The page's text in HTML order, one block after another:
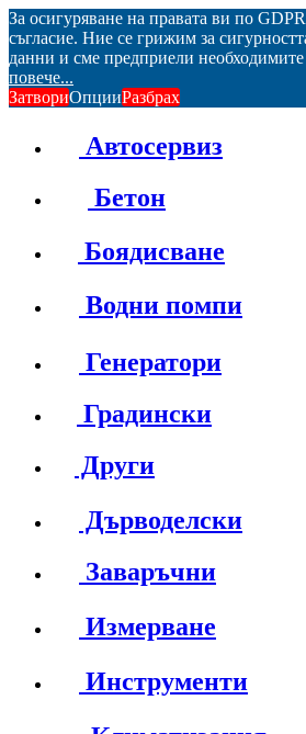
За осигуряване на правата ви по
съгласие. Ние се грижим за
данни и сме предприели
повече...
ЗатвориОпцииРазбрах
Автосервиз
Бетон
Боядисване
Водни помпи
Генератори
Градински
Други
Дърводелски
Заваръчни
Измерване
Инструменти